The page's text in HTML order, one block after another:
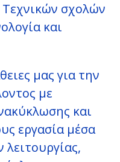
σχολών
και
μας για την
με
και
εργασία μέσα